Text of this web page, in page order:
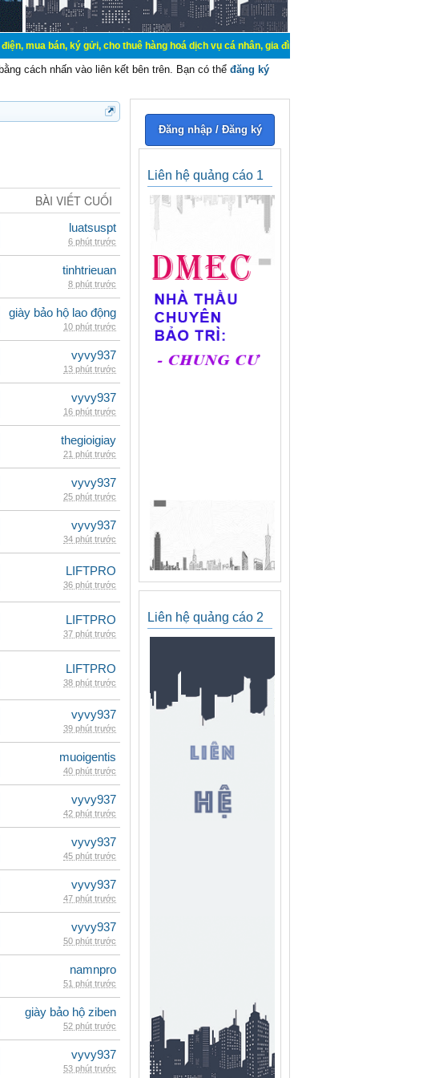
ký gửi, cho thuê hàng hoá dịch vụ cá nhân, gia đình. Mua bán, ký gửi, cho thuê thiết bị
bằng cách nhấn vào liên kết bên trên. Bạn có thể đăng ký
BÀI VIẾT CUỐI
luatsuspt
6 phút trước
tinhtrieuan
8 phút trước
giày bảo hộ lao động
10 phút trước
vyvy937
13 phút trước
vyvy937
16 phút trước
thegioigiay
21 phút trước
vyvy937
25 phút trước
vyvy937
34 phút trước
LIFTPRO
36 phút trước
LIFTPRO
37 phút trước
LIFTPRO
38 phút trước
vyvy937
39 phút trước
muoigentis
40 phút trước
vyvy937
42 phút trước
vyvy937
45 phút trước
vyvy937
47 phút trước
vyvy937
50 phút trước
namnpro
51 phút trước
giày bảo hộ ziben
52 phút trước
vyvy937
53 phút trước
Đăng nhập / Đăng ký
Liên hệ quảng cáo 1
Liên hệ quảng cáo 2